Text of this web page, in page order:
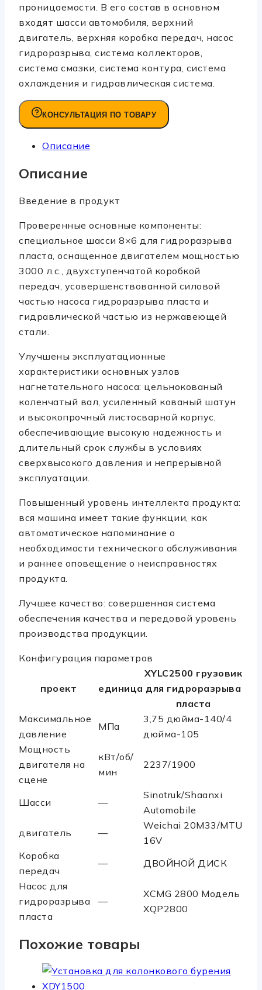
проницаемости. В его состав в основном
входят шасси автомобиля, верхний
двигатель, верхняя коробка передач, насос
гидроразрыва, система коллекторов,
система смазки, система контура, система
охлаждения и гидравлическая система.
КОНСУЛЬТАЦИЯ ПО ТОВАРУ
Описание
Описание
Введение в продукт
Проверенные основные компоненты:
специальное шасси 8×6 для гидроразрыва
пласта, оснащенное двигателем мощностью
3000 л.с., двухступенчатой ​​коробкой
передач, усовершенствованной силовой
частью насоса гидроразрыва пласта и
гидравлической частью из нержавеющей
стали.
Улучшены эксплуатационные
характеристики основных узлов
нагнетательного насоса: цельнокованый
коленчатый вал, усиленный кованый шатун
и высокопрочный листосварной корпус,
обеспечивающие высокую надежность и
длительный срок службы в условиях
сверхвысокого давления и непрерывной
эксплуатации.
Повышенный уровень интеллекта продукта:
вся машина имеет такие функции, как
автоматическое напоминание о
необходимости технического обслуживания
и раннее оповещение о неисправностях
продукта.
Лучшее качество: совершенная система
обеспечения качества и передовой уровень
производства продукции.
Конфигурация параметров
проект единица
XYLC2500 грузовик
для гидроразрыва
пласта
Максимальное
давление
МПа
3,75 дюйма-140/4
дюйма-105
Мощность
двигателя на
сцене
кВт/об/
мин
2237/1900
Шасси —
Sinotruk/Shaanxi
Automobile
двигатель
—
Weichai 20M33/MTU
16V
Коробка
передач
—
ДВОЙНОЙ ДИСК
Насос для
гидроразрыва
пласта
—
XCMG 2800 Модель
XQP2800
Похожие товары